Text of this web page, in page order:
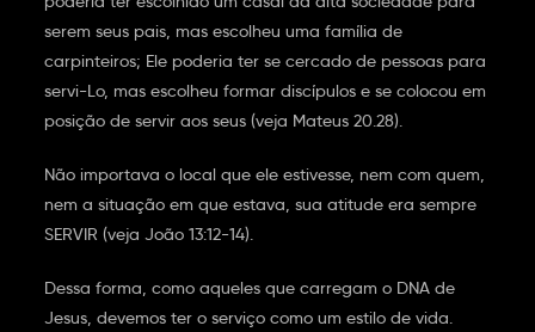
serem seus pais, mas escolheu uma família de
carpinteiros; Ele poderia ter se cercado de pessoas para
servi-Lo, mas escolheu formar discípulos e se colocou em
posição de servir aos seus (veja Mateus 20.28).
Não importava o local que ele estivesse, nem com quem,
nem a situação em que estava, sua atitude era sempre
SERVIR (veja João 13:12-14).
Dessa forma, como aqueles que carregam o DNA de
Jesus, devemos ter o serviço como um estilo de vida.